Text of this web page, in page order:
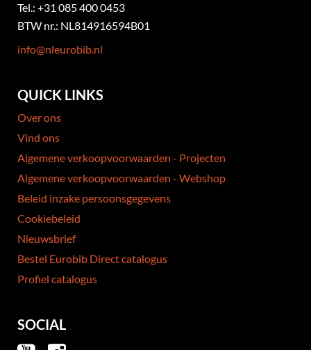
Tel.: +31 085 400 0453
BTW nr.: NL814916594B01
info@nleurobib.nl
QUICK LINKS
Over ons
Vind ons
Algemene verkoopvoorwaarden - Projecten
Algemene verkoopvoorwaarden - Webshop
Beleid inzake persoonsgegevens
Cookiebeleid
Nieuwsbrief
Bestel Eurobib Direct catalogus
Profiel catalogus
SOCIAL